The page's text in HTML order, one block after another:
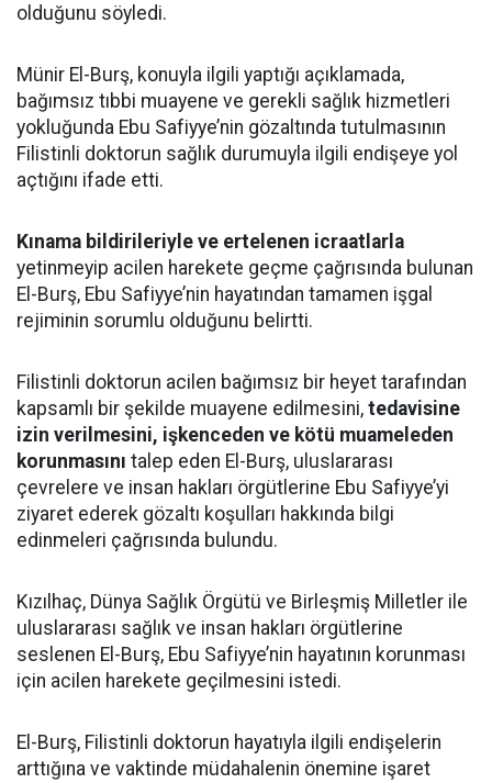
olduğunu söyledi.
Münir El-Burş, konuyla ilgili yaptığı açıklamada,
bağımsız tıbbi muayene ve gerekli sağlık hizmetleri
yokluğunda Ebu Safiyye’nin gözaltında tutulmasının
Filistinli doktorun sağlık durumuyla ilgili endişeye yol
açtığını ifade etti.
Kınama bildirileriyle ve ertelenen icraatlarla
yetinmeyip acilen harekete geçme çağrısında bulunan
El-Burş, Ebu Safiyye’nin hayatından tamamen işgal
rejiminin sorumlu olduğunu belirtti.
Filistinli doktorun acilen bağımsız bir heyet tarafından
kapsamlı bir şekilde muayene edilmesini, tedavisine
izin verilmesini, işkenceden ve kötü muameleden
korunmasını talep eden El-Burş, uluslararası
çevrelere ve insan hakları örgütlerine Ebu Safiyye’yi
ziyaret ederek gözaltı koşulları hakkında bilgi
edinmeleri çağrısında bulundu.
Kızılhaç, Dünya Sağlık Örgütü ve Birleşmiş Milletler ile
uluslararası sağlık ve insan hakları örgütlerine
seslenen El-Burş, Ebu Safiyye’nin hayatının korunması
için acilen harekete geçilmesini istedi.
El-Burş, Filistinli doktorun hayatıyla ilgili endişelerin
arttığına ve vaktinde müdahalenin önemine işaret